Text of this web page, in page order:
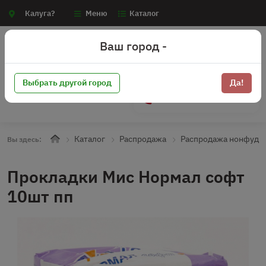
Калуга? Меню Каталог
Вы здесь: Каталог Распродажа Распродажа нонфуд
Прокладки Мис Нормал софт
10шт пп
Ваш город -
Выбрать другой город Да!